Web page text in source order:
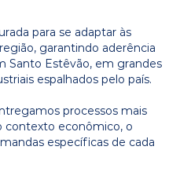
para se adaptar às
garantindo aderência
Santo Estêvão, em grandes
espalhados pelo país.
processos mais
contexto econômico, o
específicas de cada